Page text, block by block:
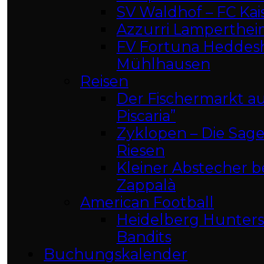
SV Waldhof – FC
Azzurri
FV Fortuna
Mühlhausen
Reisen
Der Fischermarkt
Piscaria”
Zyklopen – Die
Riesen
Kleiner Abstecher
Zappalà
American Football
Heidelberg
Bandits
Buchungskalender